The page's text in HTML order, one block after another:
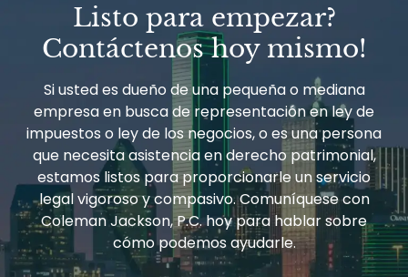
SALUD
EXTRANJEROS
PARA
VIVIR
EN
LOS
ESTADOS
UNIDOS
Listo para empezar?
Contáctenos hoy mismo!
Si usted es dueño de una pequeña o mediana
empresa en busca de representación en ley de
impuestos o ley de los negocios, o es una persona
que necesita asistencia en derecho patrimonial,
estamos listos para proporcionarle un servicio
legal vigoroso y compasivo. Comuníquese con
Coleman Jackson, P.C. hoy para hablar sobre
cómo podemos ayudarle.